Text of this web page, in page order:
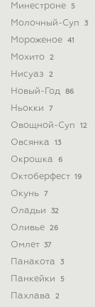
Минестроне 5
Молочный-Суп 3
Мороженое 41
Мохито 2
Нисуаз 2
Новый-Год 86
Ньокки 7
Овощной-Суп 12
Овсянка 13
Окрошка 6
Октоберфест 19
Окунь 7
Оладьи 32
Оливье 26
Омлет 37
Панакота 3
Панкейки 5
Пахлава 2